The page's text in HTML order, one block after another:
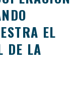
EL
DE LA